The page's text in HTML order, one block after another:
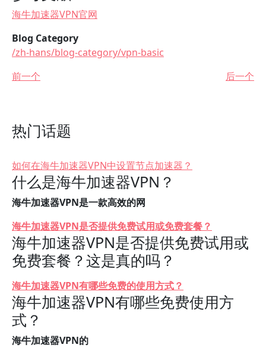
海牛加速器VPN官网
Blog Category
/zh-hans/blog-category/vpn-basic
前一个
后一个
热门话题
如何在海牛加速器VPN中设置节点加速器？
什么是海牛加速器VPN？
海牛加速器VPN是一款高效的网
海牛加速器VPN是否提供免费试用或免费套餐？
海牛加速器VPN是否提供免费试用或
免费套餐？这是真的吗？
海牛加速器VPN有哪些免费的使用方式？
海牛加速器VPN有哪些免费使用方
式？
海牛加速器VPN的